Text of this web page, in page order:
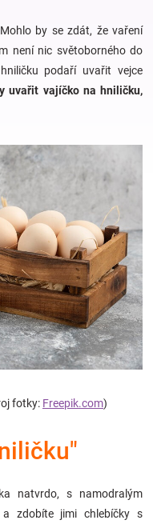
by se zdát, že vaření
není nic světoborného do
podaří uvařit vejce
uvařit vajíčko na hniličku,
fotky: Freepik.com)
natvrdo, s namodralým
zdobíte jimi chlebíčky s